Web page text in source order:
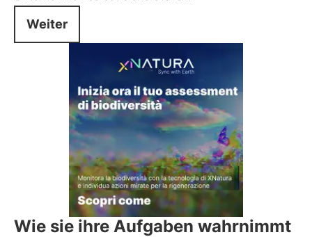
Weiter
Wie sie ihre Aufgaben wahrnimmt